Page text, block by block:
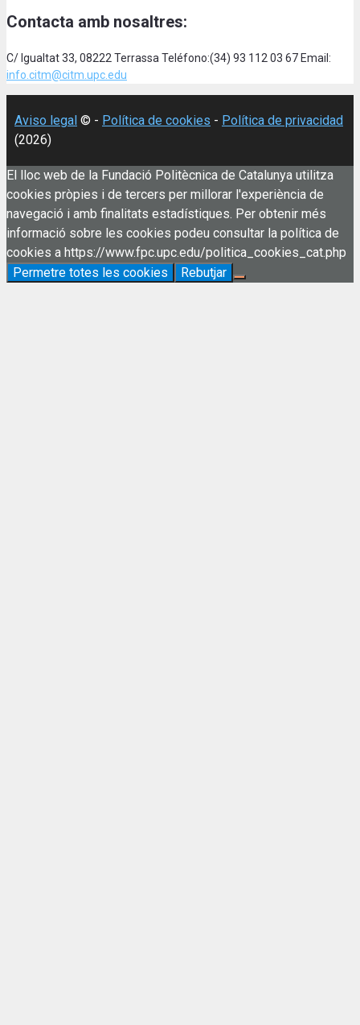
Contacta amb nosaltres:
C/ Igualtat 33, 08222 Terrassa Teléfono:(34) 93 112 03 67 Email:
info.citm@citm.upc.edu
Aviso legal © - Política de cookies - Política de privacidad
(2026)
El lloc web de la Fundació Politècnica de Catalunya utilitza
cookies pròpies i de tercers per millorar l'experiència de
navegació i amb finalitats estadístiques. Per obtenir més
informació sobre les cookies podeu consultar la política de
cookies a https://www.fpc.upc.edu/politica_cookies_cat.php
Permetre totes les cookies
Rebutjar